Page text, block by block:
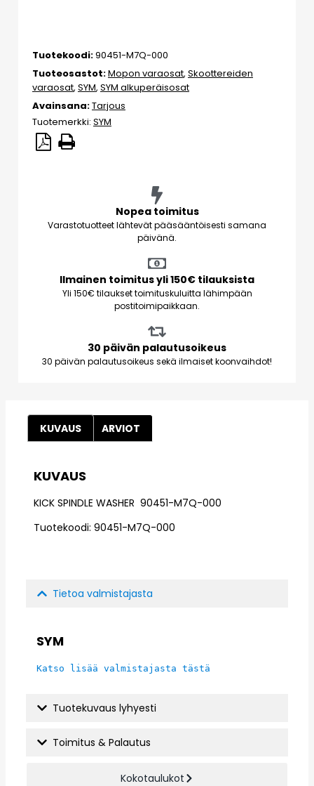
Tuotekoodi:90451-M7Q-000
Tuoteosastot:Mopon varaosat, Skoottereiden
varaosat, SYM, SYM alkuperäisosat
Avainsana:Tarjous
Tuotemerkki: SYM
Nopea toimitus
Varastotuotteet lähtevät pääsääntöisesti samana
päivänä.
Ilmainen toimitus yli 150€ tilauksista
Yli 150€ tilaukset toimituskuluitta lähimpään
postitoimipaikkaan.
30 päivän palautusoikeus
30 päivän palautusoikeus sekä ilmaiset koonvaihdot!
KUVAUS ARVIOT
KUVAUS
KICK SPINDLE WASHER 90451-M7Q-000
Tuotekoodi: 90451-M7Q-000
Tietoa valmistajasta
SYM
Katso lisää valmistajasta tästä
Tuotekuvaus lyhyesti
Toimitus & Palautus
Kokotaulukot